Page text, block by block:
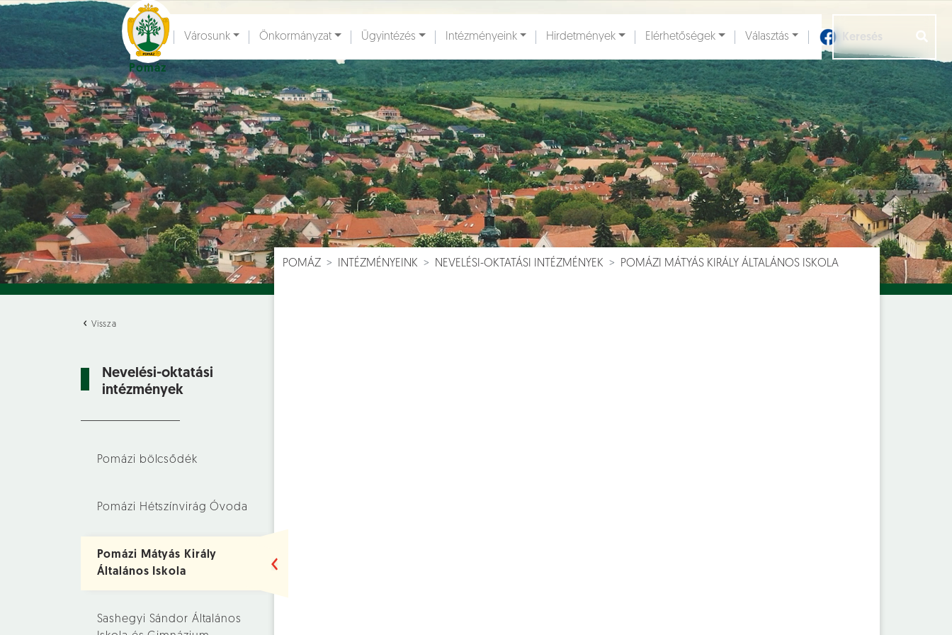
Pomáz
Ugrás a fő tartalomhoz
Városunk Önkormányzat Ügyintézés Intézményeink Hirdetmények Elérhetőségek Választás
Vissza
Nevelési-oktatási
intézmények
Pomázi bölcsődék
Pomázi Hétszínvirág Óvoda
Pomázi Mátyás Király
Általános Iskola
Sashegyi Sándor Általános
POMÁZ INTÉZMÉNYEINK NEVELÉSI-OKTATÁSI INTÉZMÉNYEK POMÁZI MÁTYÁS KIRÁLY ÁLTALÁNOS ISKOLA
Hírek [] Események [ ] Dokumentumok [] Aloldalak []